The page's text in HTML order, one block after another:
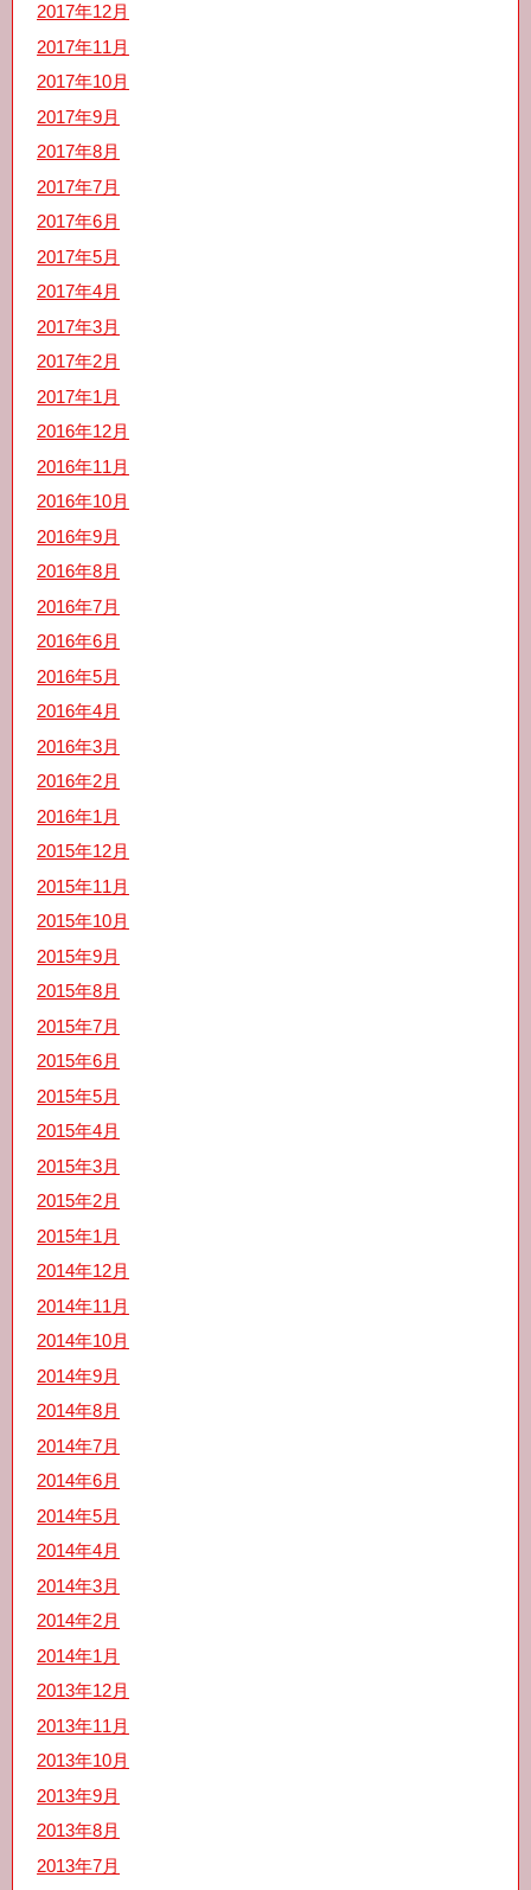
2017年12月
2017年11月
2017年10月
2017年9月
2017年8月
2017年7月
2017年6月
2017年5月
2017年4月
2017年3月
2017年2月
2017年1月
2016年12月
2016年11月
2016年10月
2016年9月
2016年8月
2016年7月
2016年6月
2016年5月
2016年4月
2016年3月
2016年2月
2016年1月
2015年12月
2015年11月
2015年10月
2015年9月
2015年8月
2015年7月
2015年6月
2015年5月
2015年4月
2015年3月
2015年2月
2015年1月
2014年12月
2014年11月
2014年10月
2014年9月
2014年8月
2014年7月
2014年6月
2014年5月
2014年4月
2014年3月
2014年2月
2014年1月
2013年12月
2013年11月
2013年10月
2013年9月
2013年8月
2013年7月